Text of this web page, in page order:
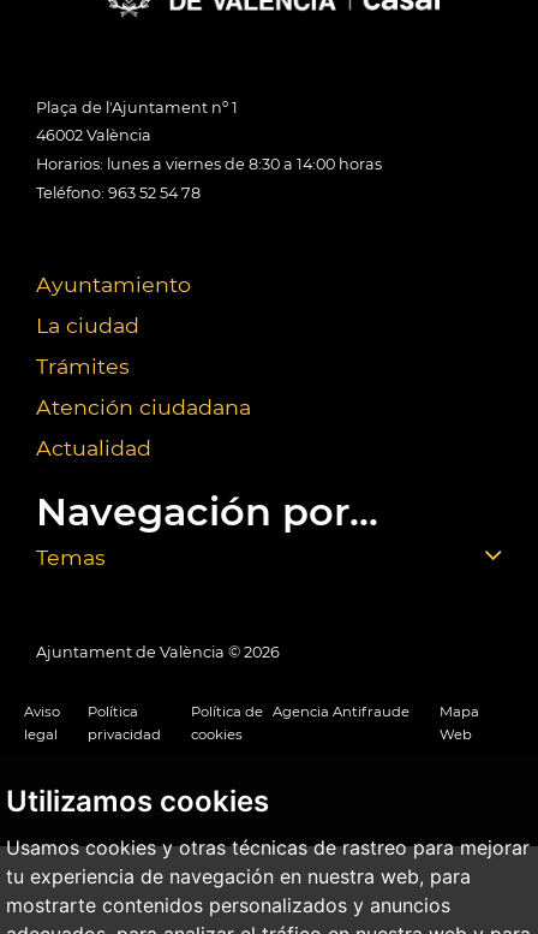
Utilizamos cookies
Usamos cookies y otras técnicas de rastreo para mejorar
tu experiencia de navegación en nuestra web, para
mostrarte contenidos personalizados y anuncios
Plaça de l'Ajuntament nº 1
46002 València
Horarios: lunes a viernes de 8:30 a 14:00 horas
Teléfono: 963 52 54 78
Ayuntamiento
La ciudad
Trámites
Atención ciudadana
Actualidad
Navegación por...
Temas
Ajuntament de València © 2026
Aviso
legal
Política
privacidad
Política de
cookies
Agencia Antifraude
Mapa
Web